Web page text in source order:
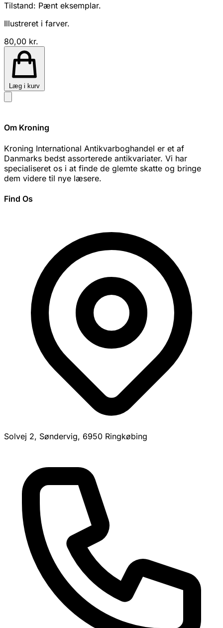
Tilstand: Pænt eksemplar.
Illustreret i farver.
80,00 kr.
Læg i kurv
Om Kroning
Kroning International Antikvarboghandel er et af
Danmarks bedst assorterede antikvariater. Vi har
specialiseret os i at finde de glemte skatte og bringe
dem videre til nye læsere.
Find Os
Solvej 2, Søndervig, 6950 Ringkøbing